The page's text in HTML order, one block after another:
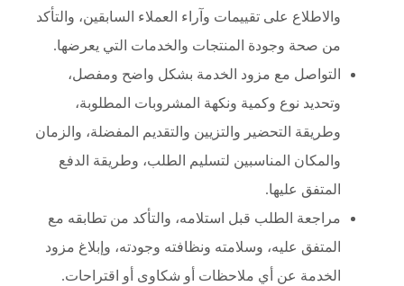
والاطلاع على تقييمات وآراء العملاء السابقين، والتأكد
من صحة وجودة المنتجات والخدمات التي يعرضها.
التواصل مع مزود الخدمة بشكل واضح ومفصل،
وتحديد نوع وكمية ونكهة المشروبات المطلوبة،
وطريقة التحضير والتزيين والتقديم المفضلة، والزمان
والمكان المناسبين لتسليم الطلب، وطريقة الدفع
المتفق عليها.
مراجعة الطلب قبل استلامه، والتأكد من تطابقه مع
المتفق عليه، وسلامته ونظافته وجودته، وإبلاغ مزود
الخدمة عن أي ملاحظات أو شكاوى أو اقتراحات.